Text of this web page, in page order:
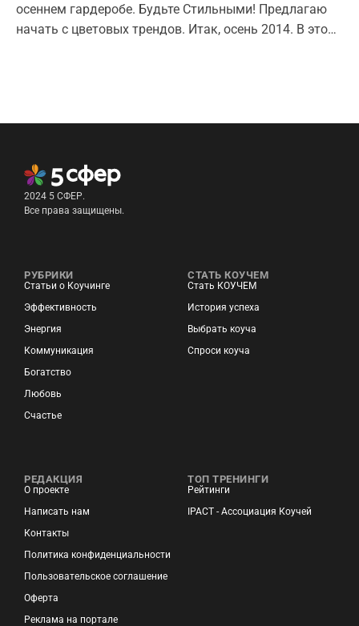
осеннем гардеробе. Будьте Стильными! Предлагаю
начать с цветовых трендов. Итак, осень 2014. В этом
2024 5 СФЕР.
Все права защищены.
РУБРИКИ
Статьи о Коучинге
Эффективность
Энергия
Коммуникация
Богатство
Любовь
Счастье
СТАТЬ КОУЧЕМ
Стать КОУЧЕМ
История успеха
Выбрать коуча
Спроси коуча
РЕДАКЦИЯ
О проекте
Написать нам
Контакты
Политика конфиденциальности
Пользовательское соглашение
Оферта
Реклама на портале
ТОП ТРЕНИНГИ
Рейтинги
IPACT - Ассоциация Коучей